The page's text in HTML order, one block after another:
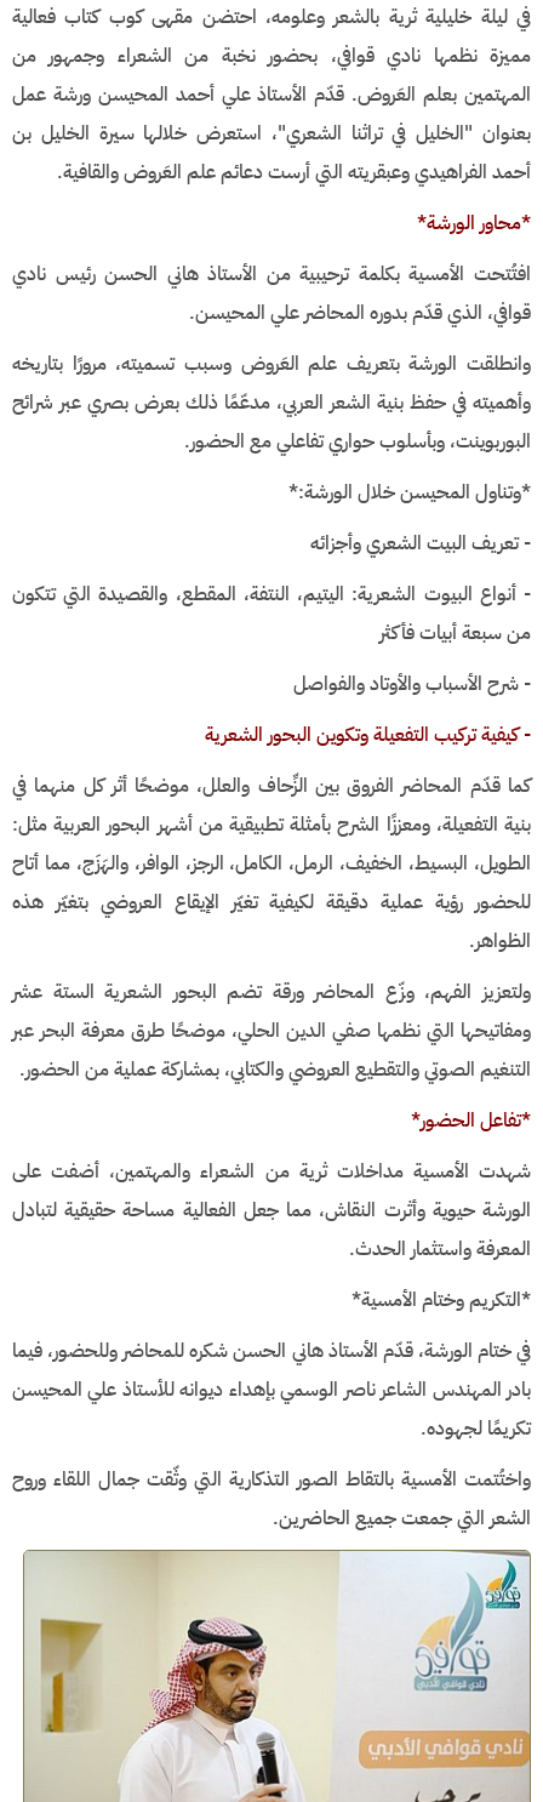
في ليلة خليلية ثرية بالشعر وعلومه، احتضن مقهى كوب كتاب فعالية
مميزة نظمها نادي قوافي، بحضور نخبة من الشعراء وجمهور من
المهتمين بعلم العَروض. قدّم الأستاذ علي أحمد المحيسن ورشة عمل
بعنوان "الخليل في تراثنا الشعري"، استعرض خلالها سيرة الخليل بن
أحمد الفراهيدي وعبقريته التي أرست دعائم علم العَروض والقافية.
*محاور الورشة*
افتُتحت الأمسية بكلمة ترحيبية من الأستاذ هاني الحسن رئيس نادي
قوافي، الذي قدّم بدوره المحاضر علي المحيسن.
وانطلقت الورشة بتعريف علم العَروض وسبب تسميته، مرورًا بتاريخه
وأهميته في حفظ بنية الشعر العربي، مدعّمًا ذلك بعرض بصري عبر شرائح
البوربوينت، وبأسلوب حواري تفاعلي مع الحضور.
*وتناول المحيسن خلال الورشة:*
- تعريف البيت الشعري وأجزائه
- أنواع البيوت الشعرية: اليتيم، النتفة، المقطع، والقصيدة التي تتكون
من سبعة أبيات فأكثر
- شرح الأسباب والأوتاد والفواصل
- كيفية تركيب التفعيلة وتكوين البحور الشعرية
كما قدّم المحاضر الفروق بين الزِّحاف والعلل، موضحًا أثر كل منهما في
بنية التفعيلة، ومعززًا الشرح بأمثلة تطبيقية من أشهر البحور العربية مثل:
الطويل، البسيط، الخفيف، الرمل، الكامل، الرجز، الوافر، والهَزَج، مما أتاح
للحضور رؤية عملية دقيقة لكيفية تغيّر الإيقاع العروضي بتغيّر هذه
الظواهر.
ولتعزيز الفهم، وزّع المحاضر ورقة تضم البحور الشعرية الستة عشر
ومفاتيحها التي نظمها صفي الدين الحلي، موضحًا طرق معرفة البحر عبر
التنغيم الصوتي والتقطيع العروضي والكتابي، بمشاركة عملية من الحضور.
*تفاعل الحضور*
شهدت الأمسية مداخلات ثرية من الشعراء والمهتمين، أضفت على
الورشة حيوية وأثرت النقاش، مما جعل الفعالية مساحة حقيقية لتبادل
المعرفة واستثمار الحدث.
*التكريم وختام الأمسية*
في ختام الورشة، قدّم الأستاذ هاني الحسن شكره للمحاضر وللحضور، فيما
بادر المهندس الشاعر ناصر الوسمي بإهداء ديوانه للأستاذ علي المحيسن
تكريمًا لجهوده.
واختُتمت الأمسية بالتقاط الصور التذكارية التي وثّقت جمال اللقاء وروح
الشعر التي جمعت جميع الحاضرين.